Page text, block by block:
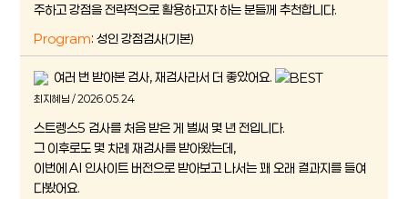
주하고 강점을 전략적으로 활용하고자 하는 분들께 추천합니다.
Program: 성인 강점검사(기본)
여러 번 받아본 검사, 재검사라서 더 좋았어요.
최지혜님 / 2026.05.24
스트렝스5 검사를 처음 받은 게 벌써 몇 년 전입니다.
그 이후로도 몇 차례 재검사를 받아왔는데,
이번에 AI 인사이트 버전으로 받아보고 나서는 꽤 오래 결과지를 들여
다봤어요.